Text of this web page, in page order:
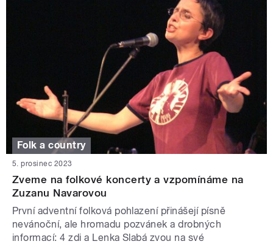
Folk a country
5. prosinec 2023
Zveme na folkové koncerty a vzpomínáme na
Zuzanu Navarovou
První adventní folková pohlazení přinášejí písně
nevánoční, ale hromadu pozvánek a drobných
informací: 4 zdi a Lenka Slabá zvou na své